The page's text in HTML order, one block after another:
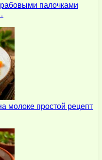
палочками
молоке простой рецепт